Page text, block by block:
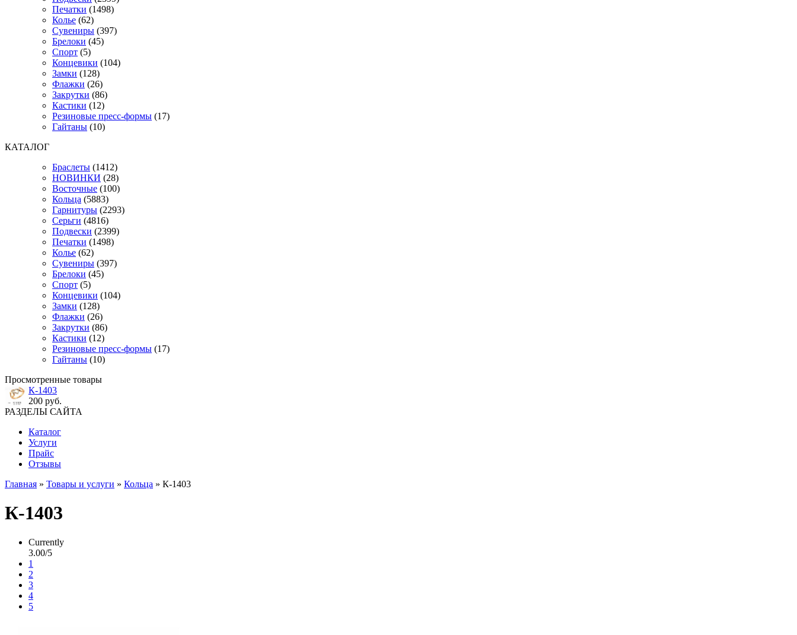
Печатки (1498)
Колье (62)
Сувениры (397)
Брелоки (45)
Спорт (5)
Концевики (104)
Замки (128)
Флажки (26)
Закрутки (86)
Кастики (12)
Резиновые пресс-формы (17)
Гайтаны (10)
КАТАЛОГ
Браслеты (1412)
НОВИНКИ (28)
Восточные (100)
Кольца (5883)
Гарнитуры (2293)
Серьги (4816)
Подвески (2399)
Печатки (1498)
Колье (62)
Сувениры (397)
Брелоки (45)
Спорт (5)
Концевики (104)
Замки (128)
Флажки (26)
Закрутки (86)
Кастики (12)
Резиновые пресс-формы (17)
Гайтаны (10)
Просмотренные товары
К-1403
200 руб.
РАЗДЕЛЫ САЙТА
Каталог
Услуги
Прайс
Отзывы
Главная » Товары и услуги » Кольца » К-1403
К-1403
Currently
3.00/5
1
2
3
4
5